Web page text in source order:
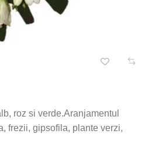
roz si verde.Aranjamentul
frezii, gipsofila, plante verzi,